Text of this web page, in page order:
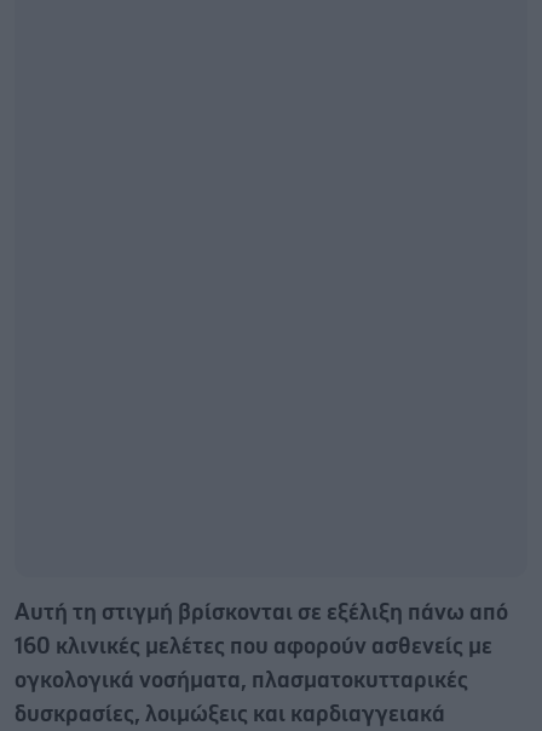
Αυτή τη στιγμή βρίσκονται σε εξέλιξη πάνω από
160 κλινικές μελέτες που αφορούν ασθενείς με
ογκολογικά νοσήματα, πλασματοκυτταρικές
δυσκρασίες, λοιμώξεις και καρδιαγγειακά